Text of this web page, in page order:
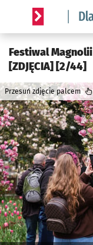
Serwis
Festiwal
[ZDJĘCIA] [2/44]
Przesuń zdjęcie palcem